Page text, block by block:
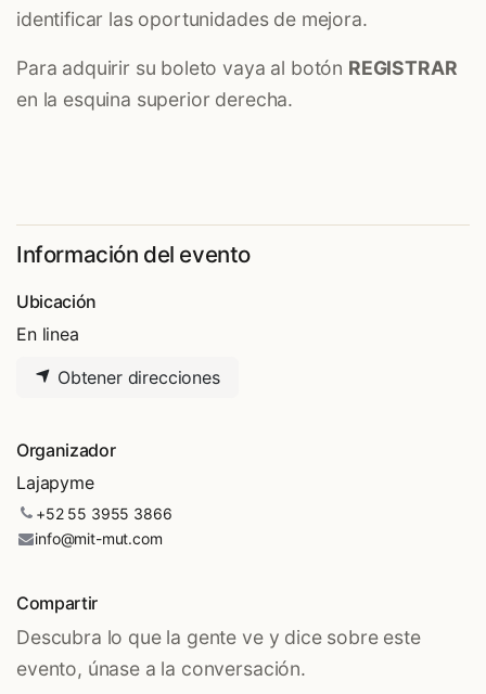
identificar las oportunidades de mejora.
Para adquirir su boleto vaya al botón REGISTRAR
en la esquina superior derecha.
Información del evento
Ubicación
En linea
Obtener direcciones
Organizador
Lajapyme
+52 55 3955 3866
info@mit-mut.com
Compartir
Descubra lo que la gente ve y dice sobre este
evento, únase a la conversación.